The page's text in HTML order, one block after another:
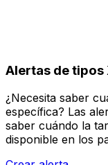
Alertas de tipos
¿Necesita saber
específica? Las
saber cuándo la
disponible en los